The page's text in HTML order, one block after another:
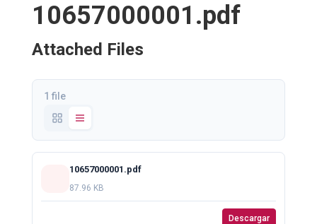
10657000001.pdf
Attached Files
1 file
10657000001.pdf
87.96 KB
Descargar